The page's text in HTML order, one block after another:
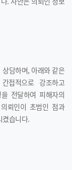
담하며, 아래와 같은
접적으로 강조하고
전달하여 피해자의
뢰인이 초범인 점과
켰습니다.